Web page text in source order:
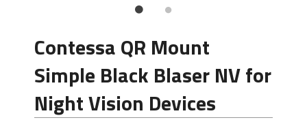
Contessa QR Mount
Simple Black Blaser NV for
Night Vision Devices